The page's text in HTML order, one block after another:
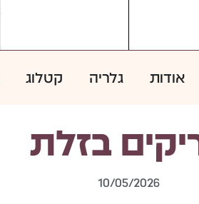
אודות גלריה קטלוג
בזלת
10/05/2026